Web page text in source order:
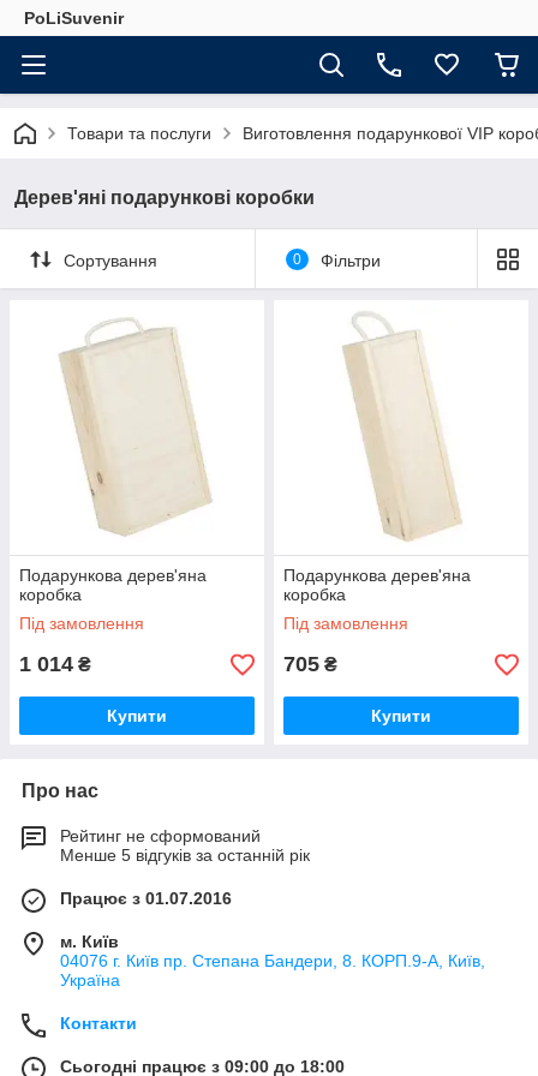
PoLiSuvenir
Товари та послуги Виготовлення подарункової VIP
Дерев'яні подарункові коробки
Сортування 0 Фільтри
Подарункова дерев'яна
коробка
Під замовлення
1 014 ₴
Купити
Подарункова дерев'яна
коробка
Під замовлення
705 ₴
Купити
Про нас
Рейтинг не сформований
Менше 5 відгуків за останній рік
Працює з 01.07.2016
м. Київ
04076 г. Київ пр. Степана Бандери, 8. КОРП.9-А, Київ,
Україна
Контакти
Сьогодні працює з 09:00 до 18:00